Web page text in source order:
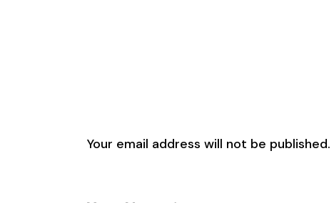
Your email address will not be published.